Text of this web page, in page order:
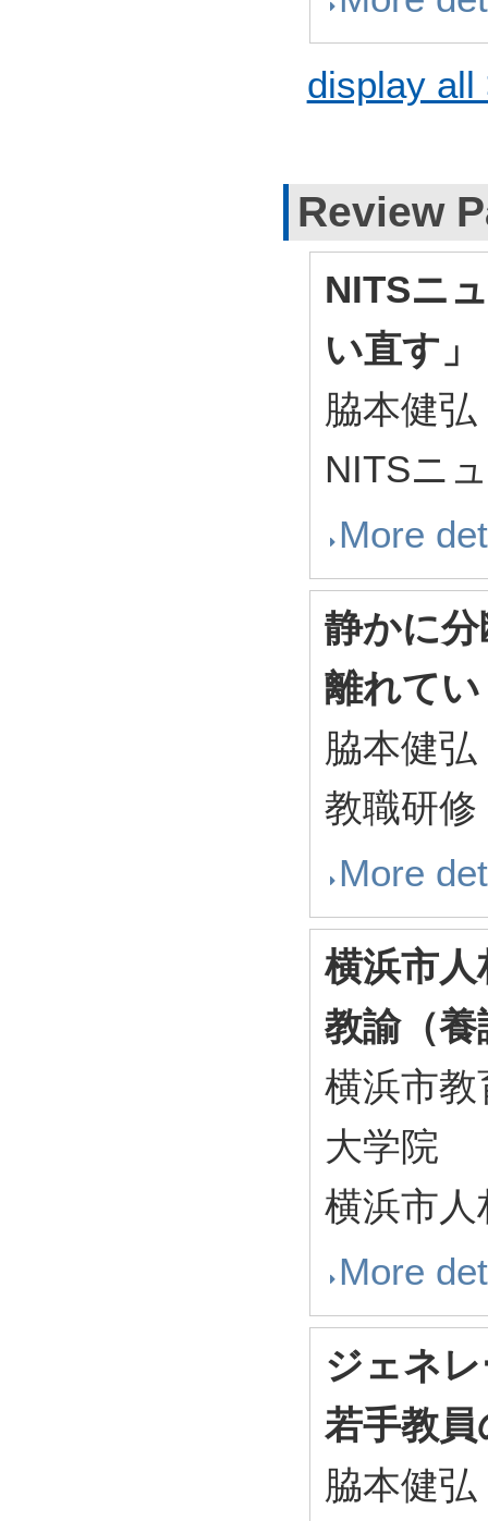
display all
Review
NITSニ
い直す」
脇本健弘
NITSニ
More
静かに
離れて
脇本健弘
教職研
More
横浜市
教諭（
横浜市
大学院
横浜市
More
ジェネ
若手教
脇本健弘